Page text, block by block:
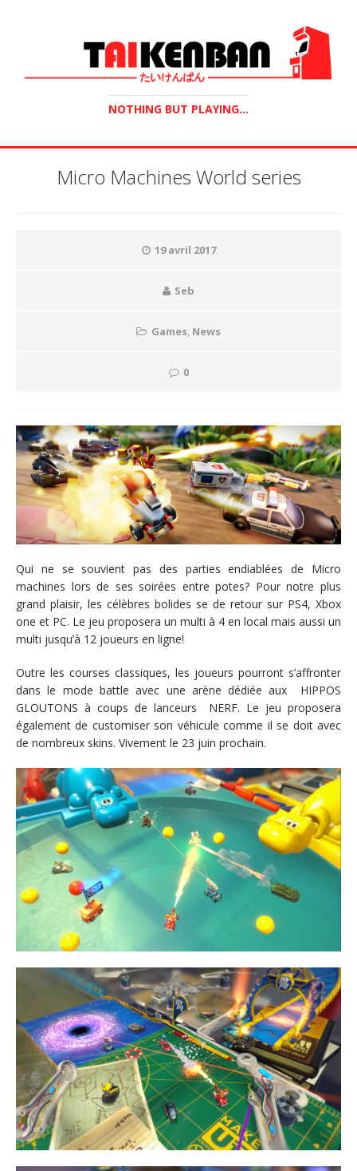
NOTHING BUT PLAYING...
Micro Machines World series
19 avril 2017
Seb
Games, News
0
Qui ne se souvient pas des parties endiablées de Micro
machines lors de ses soirées entre potes? Pour notre plus
grand plaisir, les célèbres bolides se de retour sur PS4, Xbox
one et PC. Le jeu proposera un multi à 4 en local mais aussi un
multi jusqu’à 12 joueurs en ligne!
Outre les courses classiques, les joueurs pourront s’affronter
dans le mode battle avec une arène dédiée aux HIPPOS
GLOUTONS à coups de lanceurs NERF. Le jeu proposera
également de customiser son véhicule comme il se doit avec
de nombreux skins. Vivement le 23 juin prochain.